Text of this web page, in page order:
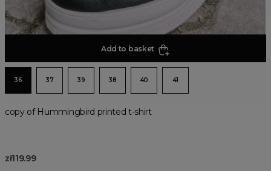
Add to basket
36 37 39 38 40 41
copy of Hummingbird printed t-shirt
zł119.99